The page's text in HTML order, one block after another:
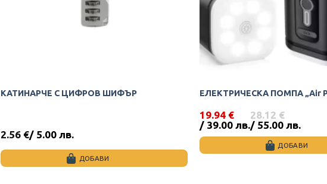
КАТИНАРЧЕ С ЦИФРОВ ШИФЪР
2.56 €/ 5.00 лв.
ДОБАВИ
ЕЛЕКТРИЧЕСКА ПОМПА „Air
28.12 €
/ 55.00 лв.
Original
price
was:
28.12 €
19.94 €
/ 39.00 лв.
Текущата
цена
е:
19.94 €
ДОБАВИ